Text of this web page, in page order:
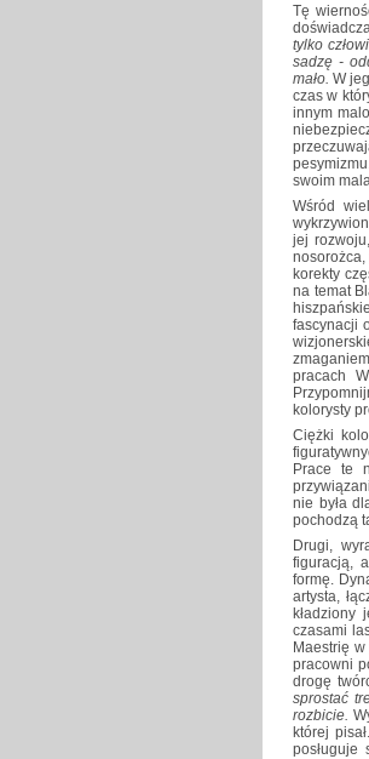
Tę
tylko
sadzę -
mało. W
czas w
innym
swoim
Wśród
jej
korekty
na temat
fascynacji
pracach
kolorysty
Ciężki
Prace te
nie była
pochodzą
Drugi,
figuracją,
formę.
artysta,
czasami
Maestrię
pracowni
drogę
sprostać
rozbicie.
której